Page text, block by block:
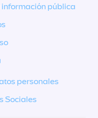
pública
personales
Sociales